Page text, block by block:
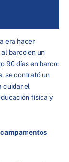
era hacer
barco en un
90 días en barco:
se contrató un
cuidar el
física y